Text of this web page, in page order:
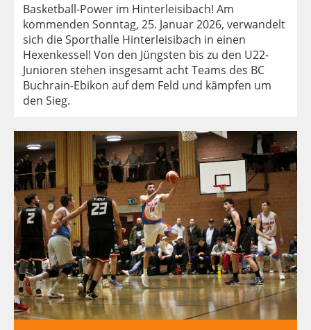
Basketball-Power im Hinterleisibach! Am
kommenden Sonntag, 25. Januar 2026, verwandelt
sich die Sporthalle Hinterleisibach in einen
Hexenkessel! Von den Jüngsten bis zu den U22-
Junioren stehen insgesamt acht Teams des BC
Buchrain-Ebikon auf dem Feld und kämpfen um
den Sieg.